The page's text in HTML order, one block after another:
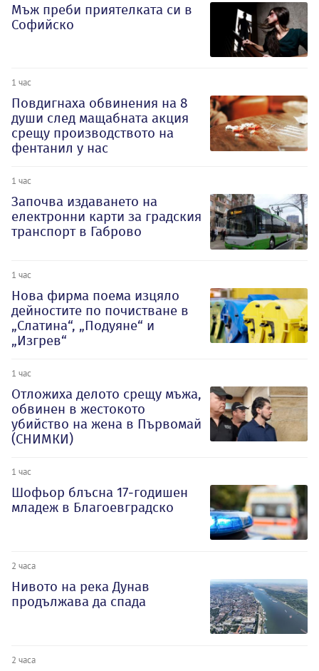
Мъж преби приятелката си в
Софийско
1 час
Повдигнаха обвинения на 8
души след мащабната акция
срещу производството на
фентанил у нас
1 час
Започва издаването на
електронни карти за градския
транспорт в Габрово
1 час
Нова фирма поема изцяло
дейностите по почистване в
„Слатина“, „Подуяне“ и
„Изгрев“
1 час
Отложиха делото срещу мъжа,
обвинен в жестокото
убийство на жена в Първомай
(СНИМКИ)
1 час
Шофьор блъсна 17-годишен
младеж в Благоевградско
2 часа
Нивото на река Дунав
продължава да спада
2 часа